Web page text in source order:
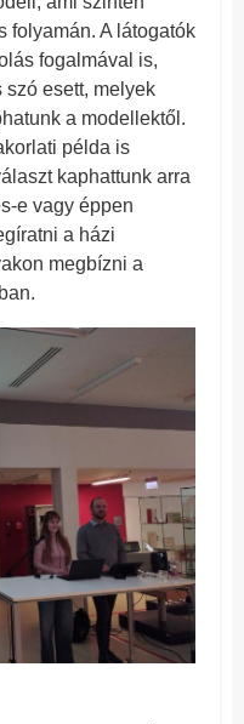
folyamán. A látogatók
fogalmával is,
esett, melyek
a modellektől.
példa is
kaphattunk arra
e vagy éppen
a házi
megbízni a